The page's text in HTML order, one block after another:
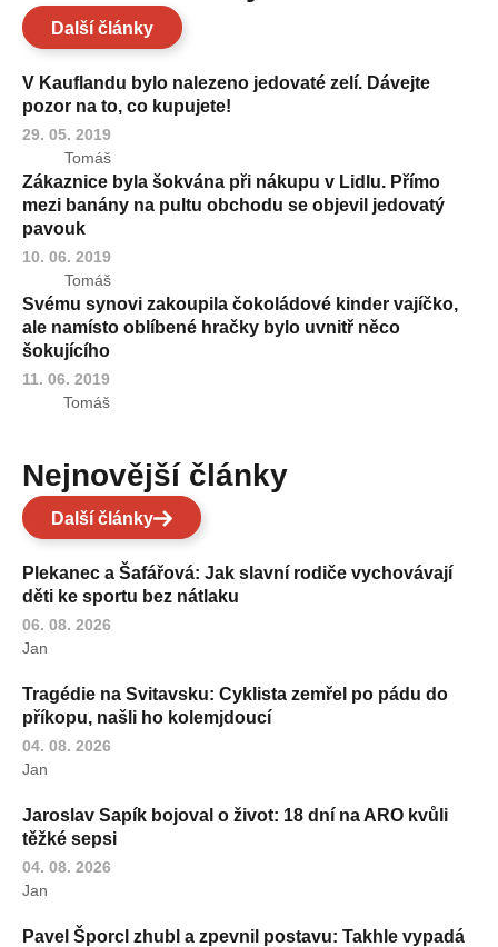
Další články
V Kauflandu bylo nalezeno jedovaté zelí. Dávejte
pozor na to, co kupujete!
29. 05. 2019
Tomáš
Zákaznice byla šokvána při nákupu v Lidlu. Přímo
mezi banány na pultu obchodu se objevil jedovatý
pavouk
10. 06. 2019
Tomáš
Svému synovi zakoupila čokoládové kinder vajíčko,
ale namísto oblíbené hračky bylo uvnitř něco
šokujícího
11. 06. 2019
Tomáš
Nejnovější články
Další články
Plekanec a Šafářová: Jak slavní rodiče vychovávají
děti ke sportu bez nátlaku
06. 08. 2026
Jan
Tragédie na Svitavsku: Cyklista zemřel po pádu do
příkopu, našli ho kolemjdoucí
04. 08. 2026
Jan
Jaroslav Sapík bojoval o život: 18 dní na ARO kvůli
těžké sepsi
04. 08. 2026
Jan
Pavel Šporcl zhubl a zpevnil postavu: Takhle vypadá